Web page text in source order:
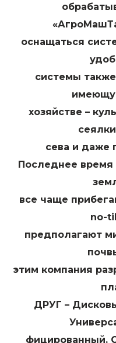
оснащаться
системы
хозяйстве –
сева и даже
Последнее время
все чаще
no-
предполагают
этим компания
ДРУГ –
фицированный.